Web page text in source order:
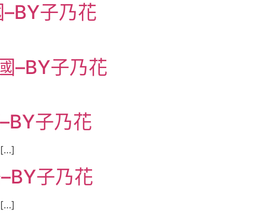
子乃花
–BY子乃花
子乃花
[…]
子乃花
[…]